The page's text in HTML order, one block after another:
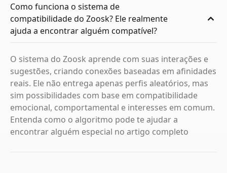
Como funciona o sistema de
compatibilidade do Zoosk? Ele realmente
ajuda a encontrar alguém compatível?
O sistema do Zoosk aprende com suas interações e
sugestões, criando conexões baseadas em afinidades
reais. Ele não entrega apenas perfis aleatórios, mas
sim possibilidades com base em compatibilidade
emocional, comportamental e interesses em comum.
Entenda como o algoritmo pode te ajudar a
encontrar alguém especial no artigo completo